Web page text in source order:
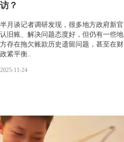
访？
半月谈记者调研发现，很多地方政府新官
认旧账、解决问题态度好，但仍有一些地
方存在拖欠账款历史遗留问题，甚至在财
政紧平衡..
2025-11-24